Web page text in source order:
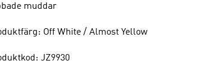
muddar
Off White / Almost Yellow
JZ9930